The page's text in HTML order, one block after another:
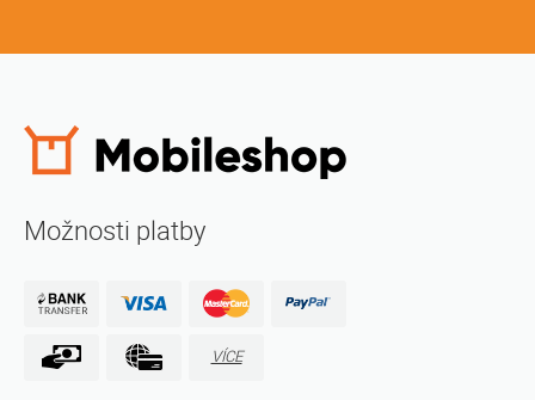
Možnosti platby
VÍCE